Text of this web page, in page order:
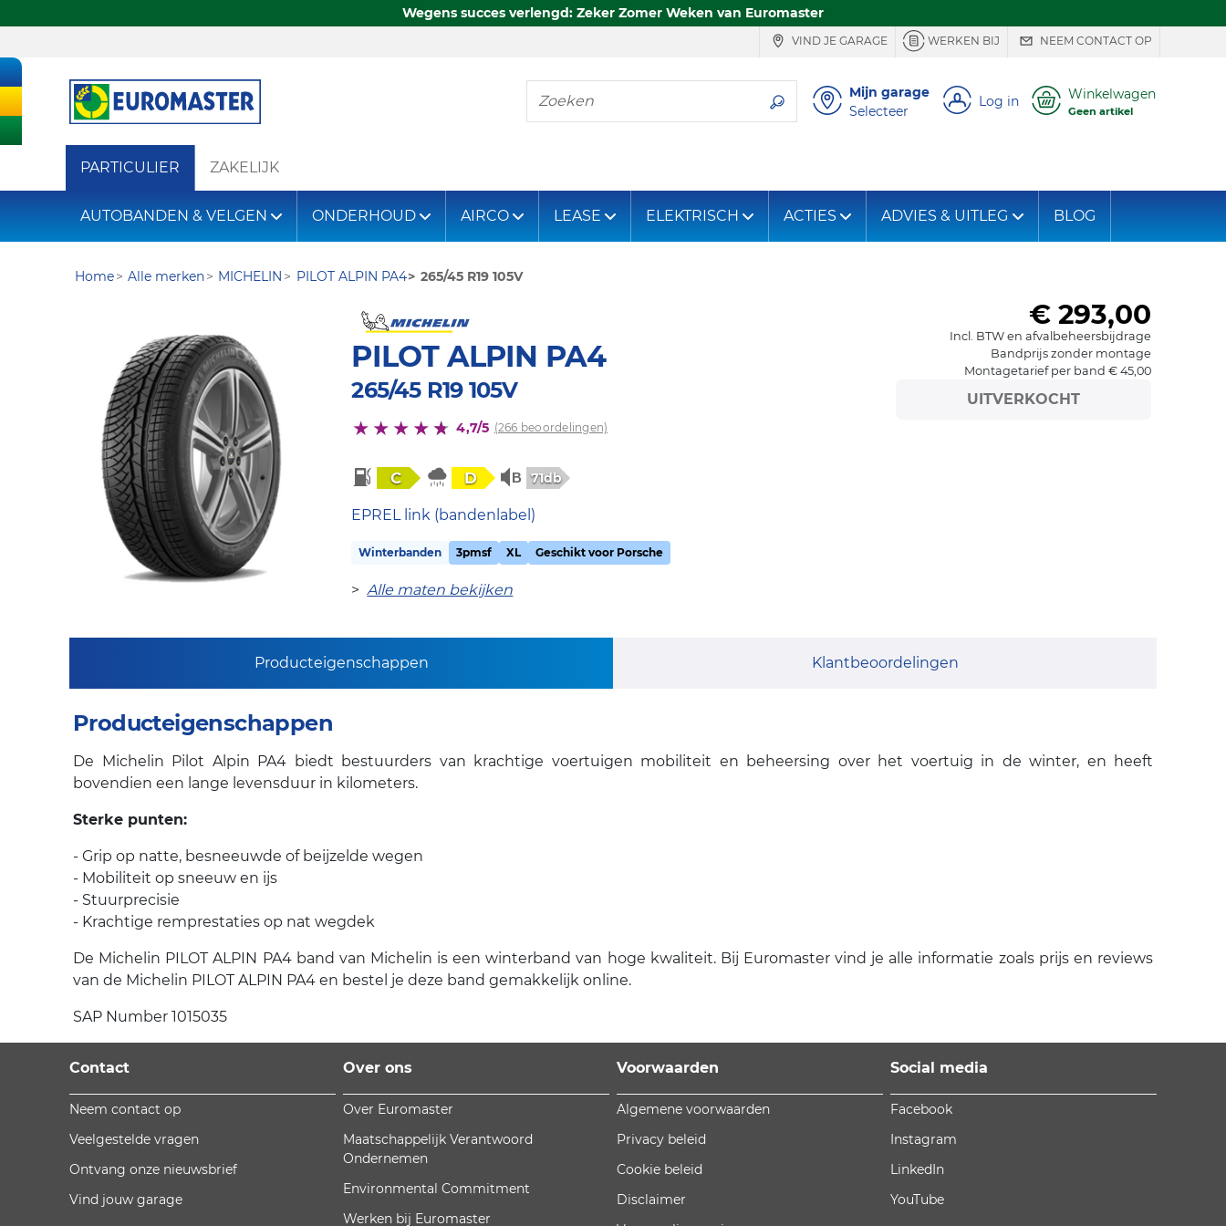
Wegens succes verlengd: Zeker Zomer Weken van Euromaster
VIND JE GARAGE WERKEN BIJ NEEM CONTACT OP
Zoeken
Mijn garage
Selecteer
Log in Winkelwagen
Geen artikel
PARTICULIER ZAKELIJK
AUTOBANDEN & VELGEN ONDERHOUD AIRCO LEASE ELEKTRISCH ACTIES ADVIES & UITLEG BLOG
Home Alle merken MICHELIN PILOT ALPIN PA4 265/45 R19 105V
PILOT ALPIN PA4
265/45 R19 105V
4,7/5 (266 beoordelingen)
C D 71db
EPREL link (bandenlabel)
Winterbanden 3pmsf XL Geschikt voor Porsche
>Alle maten bekijken
€ 293,00
Incl. BTW en afvalbeheersbijdrage
Bandprijs zonder montage
Montagetarief per band € 45,00
UITVERKOCHT
Producteigenschappen Klantbeoordelingen
Producteigenschappen
De Michelin Pilot Alpin PA4 biedt bestuurders van krachtige voertuigen mobiliteit en beheersing over het voertuig in de winter, en heeft
bovendien een lange levensduur in kilometers.
Sterke punten:
- Grip op natte, besneeuwde of beijzelde wegen
- Mobiliteit op sneeuw en ijs
- Stuurprecisie
- Krachtige remprestaties op nat wegdek
De Michelin PILOT ALPIN PA4 band van Michelin is een winterband van hoge kwaliteit. Bij Euromaster vind je alle informatie zoals prijs en reviews
van de Michelin PILOT ALPIN PA4 en bestel je deze band gemakkelijk online.
SAP Number 1015035
Contact
Neem contact op
Veelgestelde vragen
Ontvang onze nieuwsbrief
Vind jouw garage
Over ons
Over Euromaster
Maatschappelijk Verantwoord
Ondernemen
Environmental Commitment
Werken bij Euromaster
Voorwaarden
Algemene voorwaarden
Privacy beleid
Cookie beleid
Disclaimer
Social media
Facebook
Instagram
LinkedIn
YouTube